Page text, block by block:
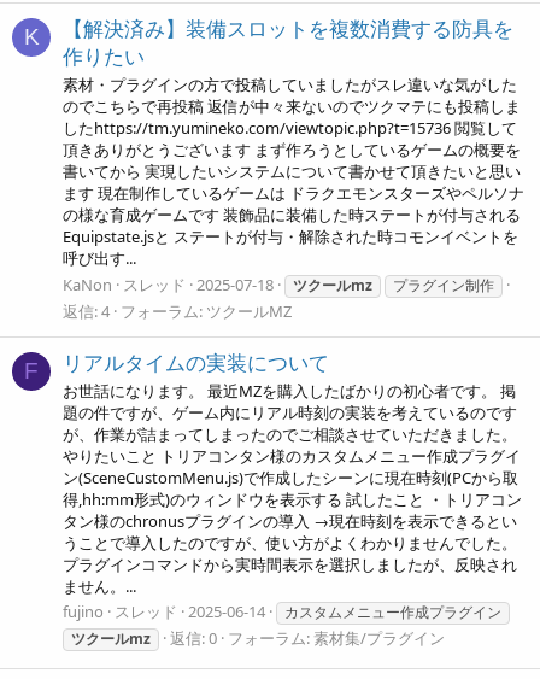
K
【解決済み】装備スロットを複数消費する防具を
作りたい
素材・プラグインの方で投稿していましたがスレ違いな気がした
のでこちらで再投稿 返信が中々来ないのでツクマテにも投稿しま
したhttps://tm.yumineko.com/viewtopic.php?t=15736 閲覧して
頂きありがとうございます まず作ろうとしているゲームの概要を
書いてから 実現したいシステムについて書かせて頂きたいと思い
ます 現在制作しているゲームは ドラクエモンスターズやペルソナ
の様な育成ゲームです 装飾品に装備した時ステートが付与される
Equipstate.jsと ステートが付与・解除された時コモンイベントを
呼び出す...
KaNon
スレッド 2025-07-18 ツクールmz プラグイン制作
返信: 4 フォーラム: ツクールMZ
F リアルタイムの実装について
お世話になります。 最近MZを購入したばかりの初心者です。 掲
題の件ですが、ゲーム内にリアル時刻の実装を考えているのです
が、作業が詰まってしまったのでご相談させていただきました。
やりたいこと トリアコンタン様のカスタムメニュー作成プラグイ
ン(SceneCustomMenu.js)で作成したシーンに現在時刻(PCから取
得,hh:mm形式)のウィンドウを表示する 試したこと ・トリアコン
タン様のchronusプラグインの導入 →現在時刻を表示できるとい
うことで導入したのですが、使い方がよくわかりませんでした。
プラグインコマンドから実時間表示を選択しましたが、反映され
ません。...
fujino
スレッド 2025-06-14
カスタムメニュー作成プラグイン
ツクールmz
返信: 0 フォーラム:素材集/プラグイン